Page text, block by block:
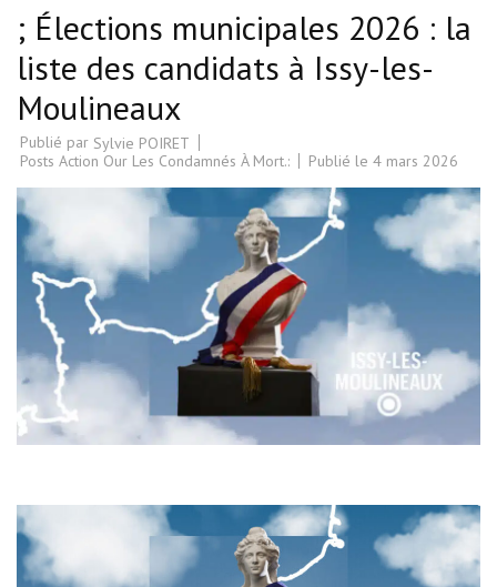
; Élections municipales 2026 : la
liste des candidats à Issy-les-
Moulineaux
Publié par Sylvie POIRET
Posts Action Our Les Condamnés À Mort.:
Publié le 4 mars 2026